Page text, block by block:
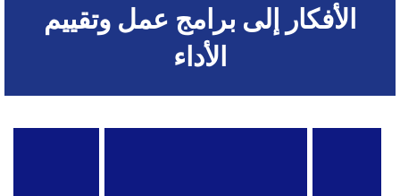
الأفكار إلى برامج عمل وتقييم
الأداء